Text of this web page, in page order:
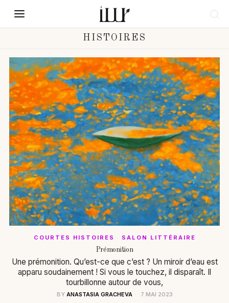
HISTOIRES
COURTES HISTOIRES ·
SALON LITTÉRAIRE
Prémonition
Une prémonition. Qu’est-ce que c’est ? Un miroir d’eau est
apparu soudainement ! Si vous le touchez, il disparaît. Il
tourbillonne autour de vous,
BY ANASTASIA GRACHEVA 7 MAI 2023